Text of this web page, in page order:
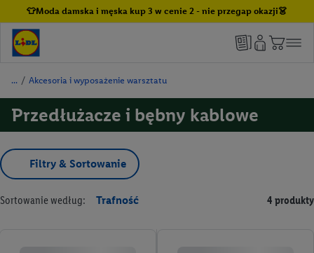
👕Moda damska i męska kup 3 w cenie 2 - nie przegap okazji👗
/ Akcesoria i wyposażenie warsztatu
Przedłużacze i bębny kablowe
Filtry & Sortowanie
Sortowanie według: Trafność 4 produkty